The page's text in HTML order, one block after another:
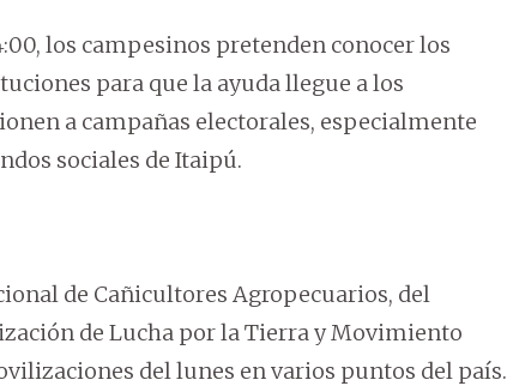
los campesinos pretenden conocer los
para que la ayuda llegue a los
a campañas electorales, especialmente
sociales de Itaipú.
de Cañicultores Agropecuarios, del
de Lucha por la Tierra y Movimiento
del lunes en varios puntos del país.